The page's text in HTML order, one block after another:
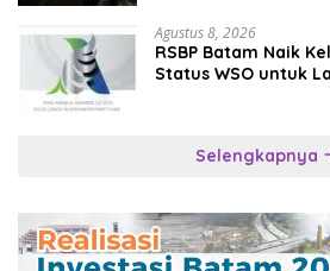
Agustus 8, 2026
RSBP Batam Naik
Status WSO untuk
Selengkapnya